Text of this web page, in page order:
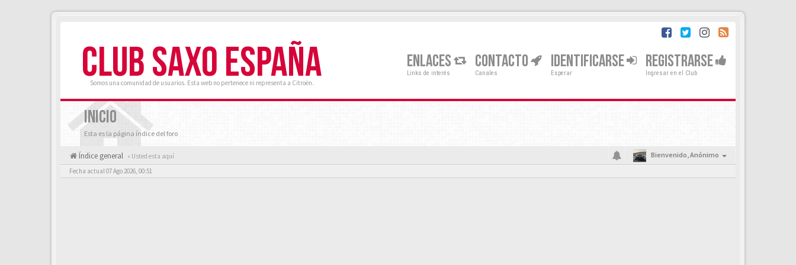
CLUB SAXO ESPAÑA
Somos una comunidad de usuarios. Esta web no pertenece ni representa a Citroën.
ENLACES
Links de interés
CONTACTO
Canales
IDENTIFICARSE
Esperar
REGISTRARSE
Ingresar en el Club
INICIO
Esta es la página índice del foro
Índice general « Usted esta aquí Bienvenido,Anónimo
Fecha actual 07 Ago 2026, 00:51